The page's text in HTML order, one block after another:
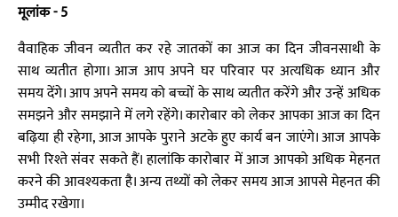
मूलांक - 5
वैवाहिक जीवन व्यतीत कर रहे जातकों का आज का दिन जीवनसाथी के
साथ व्यतीत होगा। आज आप अपने घर परिवार पर अत्यधिक ध्यान और
समय देंगे। आप अपने समय को बच्चों के साथ व्यतीत करेंगे और उन्हें अधिक
समझने और समझाने में लगे रहेंगे। कारोबार को लेकर आपका आज का दिन
बढ़िया ही रहेगा, आज आपके पुराने अटके हुए कार्य बन जाएंगे। आज आपके
सभी रिश्ते संवर सकते हैं। हालांकि कारोबार में आज आपको अधिक मेहनत
करने की आवश्यकता है। अन्य तथ्यों को लेकर समय आज आपसे मेहनत की
उम्मीद रखेगा।